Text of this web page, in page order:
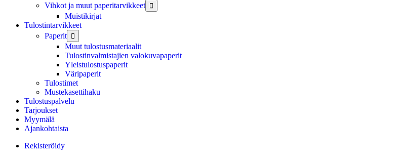
Vihkot ja muut paperitarvikkeet

Muistikirjat
Tulostintarvikkeet
Paperit

Muut tulostusmateriaalit
Tulostinvalmistajien valokuvapaperit
Yleistulostuspaperit
Väripaperit
Tulostimet
Mustekasettihaku
Tulostuspalvelu
Tarjoukset
Myymälä
Ajankohtaista
Rekisteröidy